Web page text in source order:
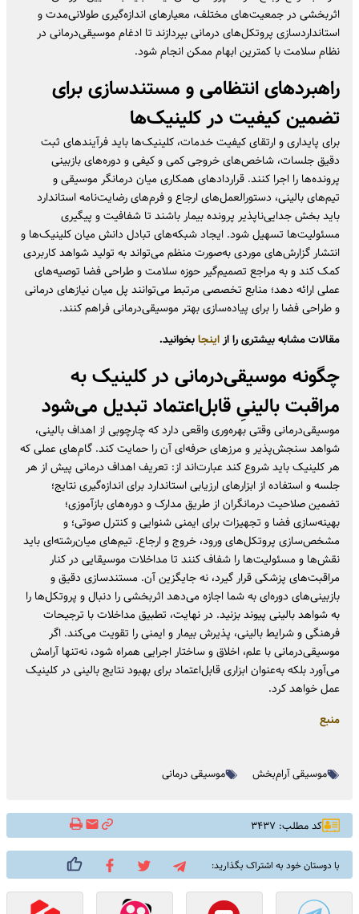
اثربخشی در جمعیت‌های مختلف، معیارهای اندازه‌گیری طولانی‌مدت و
استانداردسازی پروتکل‌های درمانی بپردازند تا ادغام موسیقی‌درمانی در
نظام سلامت با کمترین ابهام ممکن انجام شود.
راهبردهای انتظامی و مستندسازی برای
تضمین کیفیت در کلینیک‌ها
برای پایداری و ارتقای کیفیت خدمات، کلینیک‌ها باید فرآیندهای ثبت
دقیق جلسات، شاخص‌های خروجی کمی و کیفی و دوره‌های بازبینی
پرونده‌ها را اجرا کنند. قراردادهای همکاری میان درمانگر موسیقی و
تیم‌های بالینی، دستورالعمل‌های ارجاع و فرم‌های رضایت‌نامه استاندارد
باید بخش جدایی‌ناپذیر پرونده بیمار باشند تا شفافیت و پیگیری
مسئولیت‌ها تسهیل شود. ایجاد شبکه‌های تبادل دانش میان کلینیک‌ها و
انتشار گزارش‌های موردی به‌صورت منظم می‌تواند به تولید شواهد کاربردی
کمک کند و به مراجع تصمیم‌گیر حوزه سلامت و طراحی فضا توصیه‌های
عملی ارائه دهد؛ منابع تخصصی مرتبط می‌توانند پل میان نیازهای درمانی
و طراحی فضا را برای پیاده‌سازی بهتر موسیقی‌درمانی فراهم کنند.
مقالات مشابه بیشتری را از اینجابخوانید.
چگونه موسیقی‌درمانی در کلینیک به
مراقبت بالینیِ قابل‌اعتماد تبدیل می‌شود
موسیقی‌درمانی وقتی بهره‌وری واقعی دارد که چارچوبی از اهداف بالینی،
شواهد سنجش‌پذیر و مرزهای حرفه‌ای آن را حمایت کند. گام‌های عملی که
هر کلینیک باید شروع کند عبارت‌اند از: تعریف اهداف درمانی پیش از هر
جلسه و استفاده از ابزارهای ارزیابی استاندارد برای اندازه‌گیری نتایج؛
تضمین صلاحیت درمانگران از طریق مدارک و دوره‌های بازآموزی؛
بهینه‌سازی فضا و تجهیزات برای ایمنی شنوایی و کنترل صوتی؛ و
مشخص‌سازی پروتکل‌های ورود، خروج و ارجاع. تیم‌های میان‌رشته‌ای باید
نقش‌ها و مسئولیت‌ها را شفاف کنند تا مداخلات موسیقایی در کنار
مراقبت‌های پزشکی قرار گیرد، نه جایگزین آن. مستندسازی دقیق و
بازبینی‌های دوره‌ای به شما اجازه می‌دهد اثربخشی را دنبال و پروتکل‌ها را
به شواهد بالینی پیوند بزنید. در نهایت، تطبیق مداخلات با ترجیحات
فرهنگی و شرایط بالینی، پذیرش بیمار و ایمنی را تقویت می‌کند. اگر
موسیقی‌درمانی با علم، اخلاق و ساختار اجرایی همراه شود، نه‌تنها آرامش
می‌آورد بلکه به‌عنوان ابزاری قابل‌اعتماد برای بهبود نتایج بالینی در کلینیک
عمل خواهد کرد.
منبع
موسیقی آرام‌بخش موسیقی درمانی
کد مطلب: ۳۴۳۷
با دوستان خود به اشتراک بگذارید: